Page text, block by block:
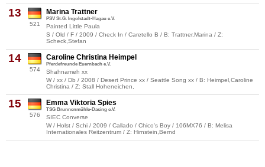
13
521
Marina Trattner
PSV St.G. Ingolstadt-Hagau e.V.
Painted Little Paula
S / Old / F / 2009 / Check In / Caretello B / B: Trattner,Marina / Z:
Scheck,Stefan
14
574
Caroline Christina Heimpel
Pferdefreunde Euernbach e.V.
Shahnameh xx
W / xx / Db / 2008 / Desert Prince xx / Seattle Song xx / B: Heimpel,Caroline
Christina / Z: Stall Hoheneichen,
15
576
Emma Viktoria Spies
TSG Brunnenmühle-Dasing e.V.
SIEC Converse
W / Holst / Schi / 2009 / Callado / Chico's Boy / 106MX76 / B: Melisa
Internationales Reitzentrum / Z: Hirnstein,Bernd